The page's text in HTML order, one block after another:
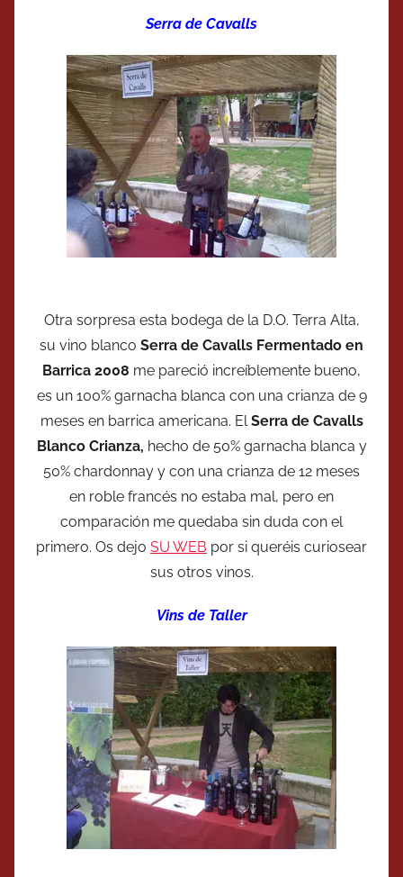
Serra de Cavalls
Otra sorpresa esta bodega de la D.O. Terra Alta,
su vino blanco Serra de Cavalls Fermentado en
Barrica 2008 me pareció increíblemente bueno,
es un 100% garnacha blanca con una crianza de 9
meses en barrica americana. ElSerra de Cavalls
Blanco Crianza, hecho de 50% garnacha blanca y
50% chardonnay y con una crianza de 12 meses
en roble francés no estaba mal, pero en
comparación me quedaba sin duda con el
primero. Os dejo SU WEB por si queréis curiosear
sus otros vinos.
Vins de Taller